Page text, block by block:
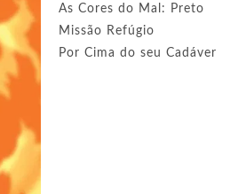
As Cores do Mal: Preto
Missão Refúgio
Por Cima do seu Cadáver